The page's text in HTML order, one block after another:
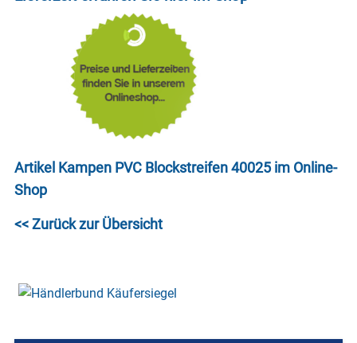
Artikel Kampen PVC Blockstreifen 40025 im Online-
Shop
<< Zurück zur Übersicht